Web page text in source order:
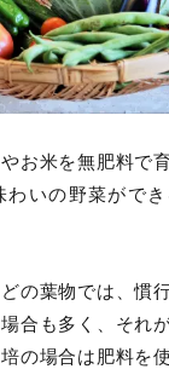
お米を無肥料で
いの野菜がで
の葉物では、慣
合も多く、それ
の場合は肥料を